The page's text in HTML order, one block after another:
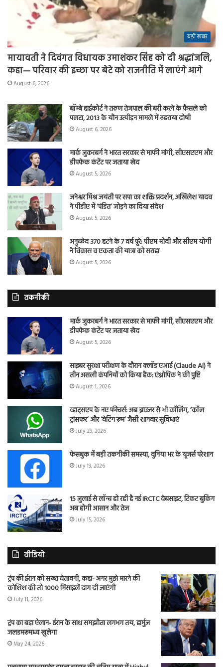
बड़ी खबर
मायावती ने दिवंगत विधायक उमाशंकर सिंह को दी श्रद्धांजलि,
कहा— परिवार की इच्छा पर बेटे को राजनीति में लाएंगे आगे
August 6, 2026
बॉम्बे हाईकोर्ट ने तरुण तेजपाल की बरी करने के फैसले को
पलटा, 2013 के यौन उत्पीड़न मामले में ठहराया दोषी
August 6, 2026
मार्क जुकरबर्ग ने भारत सरकार से माफी मांगी, सीएसएएम और
डीपफेक कंटेंट पर जताया खेद
August 5, 2026
जनेश्वर मिश्र जयंती पर सपा का शक्ति प्रदर्शन, अखिलेश यादव
ने पीडीए में ‘पंडित’ जोड़ने का दिया संदेश
August 5, 2026
अनुच्छेद 370 हटने के 7 वर्ष पूरे: पीएम मोदी और सीएम योगी
ने विकास व एकता की यात्रा को सराहा
August 5, 2026
तकनीकी
मार्क जुकरबर्ग ने भारत सरकार से माफी मांगी, सीएसएएम और
डीपफेक कंटेंट पर जताया खेद
August 5, 2026
साइबर सुरक्षा परीक्षण के दौरान क्लॉड एआई (Claude AI) ने
तीन असली कंपनियों को किया हैक: एंथ्रोपिक ने की पुष्टि
August 1, 2026
व्हाट्सएप के नए फीचर्स: अब ब्राउजर से भी कॉलिंग, ‘कॉल
ट्रांसफर’ और ‘वेटिंग रूम’ जैसी शानदार सुविधाएं
July 29, 2026
फेसबुक में बड़ी तकनीकी समस्या, दुनिया भर के यूजर्स परेशान
July 19, 2026
15 जुलाई से लॉन्च हो रही है नई IRCTC वेबसाइट, टिकट बुकिंग
अब होगी आसान और तेज
July 15, 2026
वीडियो
ट्रंप की ईरान को सख्त चेतावनी, कहा- अगर मुझे मारने की
कोशिश की तो 1000 मिसाइलें दाग दी जाएंगी
July 11, 2026
ट्रंप का बड़ा ऐलान- ईरान के साथ समझौता लगभग तय, हार्मुज
जलडमरूमध्य खुलेगा
May 24, 2026